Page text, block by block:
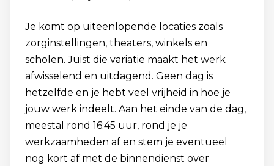
Je komt op uiteenlopende locaties zoals
zorginstellingen, theaters, winkels en
scholen. Juist die variatie maakt het werk
afwisselend en uitdagend. Geen dag is
hetzelfde en je hebt veel vrijheid in hoe je
jouw werk indeelt. Aan het einde van de dag,
meestal rond 16:45 uur, rond je je
werkzaamheden af en stem je eventueel
nog kort af met de binnendienst over